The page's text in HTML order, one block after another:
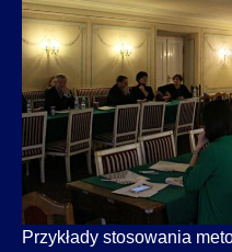
Przykłady stosowania